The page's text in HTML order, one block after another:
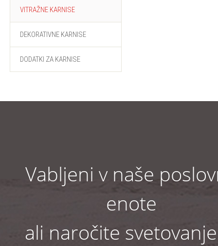
VITRAŽNE KARNISE
DEKORATIVNE KARNISE
DODATKI ZA KARNISE
Vabljeni v naše
enote
ali naročite